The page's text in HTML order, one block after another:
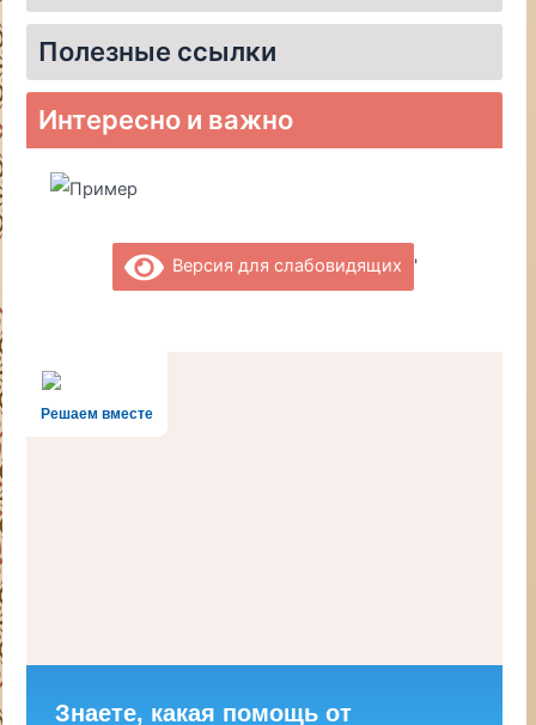
Полезные ссылки
Интересно и важно
Версия для слабовидящих '
Решаем вместе
Знаете, какая помощь от